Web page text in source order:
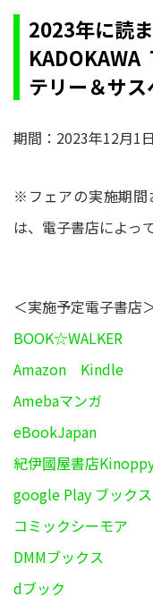
2023年に読
テリー＆サ
期間：2023年12月1
※フェアの実施期間
は、電子書店によっ
＜実施予定電子書店
BOOK☆WALKER
Amazon Kindle
Amebaマンガ
eBookJapan
紀伊國屋書店
google Play ブックス
コミックシーモア
DMMブックス
dブック